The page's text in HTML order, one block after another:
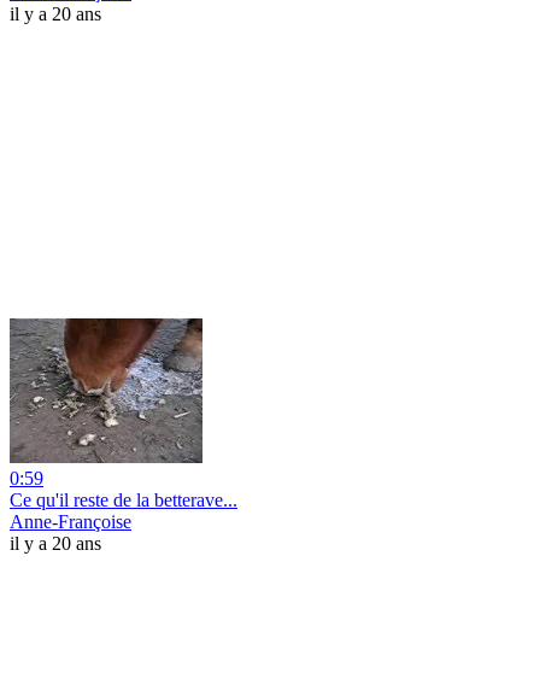
il y a 20 ans
0:59
Ce qu'il reste de la betterave...
Anne-Françoise
il y a 20 ans